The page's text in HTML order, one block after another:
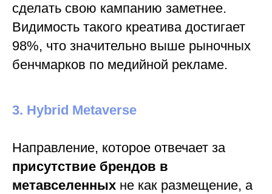
сделать свою кампанию заметнее.
Видимость такого креатива достигает
98%, что значительно выше рыночных
бенчмарков по медийной рекламе.
3. Hybrid Metaverse
Направление, которое отвечает за
присутствие брендов в
метавселенных не как размещение, а